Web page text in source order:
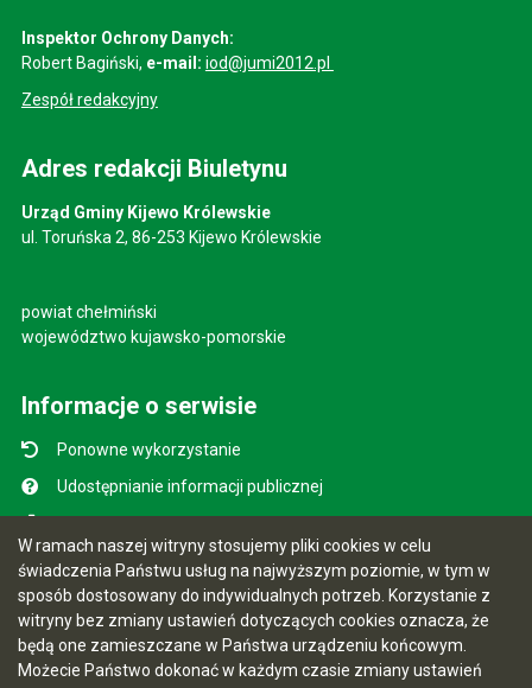
W ramach naszej witryny stosujemy pliki cookies w celu
świadczenia Państwu usług na najwyższym poziomie, w tym w
sposób dostosowany do indywidualnych potrzeb. Korzystanie z
witryny bez zmiany ustawień dotyczących cookies oznacza, że
będą one zamieszczane w Państwa urządzeniu końcowym.
Możecie Państwo dokonać w każdym czasie zmiany ustawień
Inspektor Ochrony Danych:
Robert Bagiński, e-mail: iod@jumi2012.pl
Zespół redakcyjny
Adres redakcji Biuletynu
Urząd Gminy Kijewo Królewskie
ul. Toruńska 2, 86-253 Kijewo Królewskie
powiat chełmiński
województwo kujawsko-pomorskie
Informacje o serwisie
Ponowne wykorzystanie
Udostępnianie informacji publicznej
Instrukcja obsługi
Statystyki oglądalności
Ostatnio dodane
Ostatnia aktualizacja BIP: 07.08.2026 10:49